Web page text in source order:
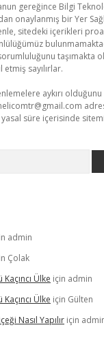
gereğince Bilgi
onaylanmış bir Yer
sitedeki içerikleri
taşımakta
sayılırlar.
aykırı
süre içerisinde
admin
Çolak
Ülke için admin
Ülke için Gülten
Nasıl Yapılır için